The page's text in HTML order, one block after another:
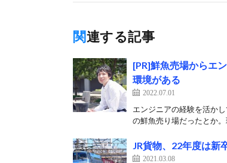
関連する記事
[PR]鮮魚売場からエ
環境がある
2022.07.01
エンジニアの経験を活か
の鮮魚売り場だったとか
JR貨物、22年度は新
2021.03.08